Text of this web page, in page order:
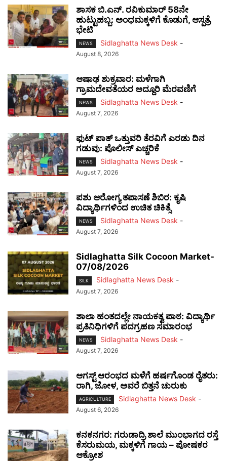
ಶಾಸಕ ಬಿ.ಎನ್. ರವಿಕುಮಾರ್ 58ನೇ
ಹುಟ್ಟುಹಬ್ಬ: ಅಂಧಮಕ್ಕಳಿಗೆ ಕೊಡುಗೆ, ಆಸ್ಪತ್ರೆ
ಭೇಟಿ
NEWS Sidlaghatta News Desk -
August 8, 2026
ಆಷಾಢ ಶುಕ್ರವಾರ: ಮಳೆಗಾಗಿ
ಗ್ರಾಮದೇವತೆಯರ ಅದ್ದೂರಿ ಮೆರವಣಿಗೆ
NEWS Sidlaghatta News Desk -
August 7, 2026
ಫುಟ್‌ ಪಾತ್ ಒತ್ತುವರಿ ತೆರವಿಗೆ ಎರಡು ದಿನ
ಗಡುವು: ಪೊಲೀಸ್ ಎಚ್ಚರಿಕೆ
NEWS Sidlaghatta News Desk -
August 7, 2026
ಪಶು ಆರೋಗ್ಯ ತಪಾಸಣೆ ಶಿಬಿರ: ಕೃಷಿ
ವಿದ್ಯಾರ್ಥಿಗಳಿಂದ ಉಚಿತ ಚಿಕಿತ್ಸೆ
NEWS Sidlaghatta News Desk -
August 7, 2026
Sidlaghatta Silk Cocoon Market-
07/08/2026
SILK Sidlaghatta News Desk -
August 7, 2026
ಶಾಲಾ ಹಂತದಲ್ಲೇ ನಾಯಕತ್ವ ಪಾಠ: ವಿದ್ಯಾರ್ಥಿ
ಪ್ರತಿನಿಧಿಗಳಿಗೆ ಪದಗ್ರಹಣ ಸಮಾರಂಭ
NEWS Sidlaghatta News Desk -
August 7, 2026
ಆಗಸ್ಟ್ ಆರಂಭದ ಮಳೆಗೆ ಹರ್ಷಗೊಂಡ ರೈತರು:
ರಾಗಿ, ಜೋಳ, ಅವರೆ ಬಿತ್ತನೆ ಚುರುಕು
AGRICULTURE Sidlaghatta News Desk -
August 6, 2026
ಕನಕನಗರ: ಗರುಡಾದ್ರಿ ಶಾಲೆ ಮುಂಭಾಗದ ರಸ್ತೆ
ಕೆಸರುಮಯ, ಮಕ್ಕಳಿಗೆ ಗಾಯ – ಪೋಷಕರ
ಆಕ್ರೋಶ